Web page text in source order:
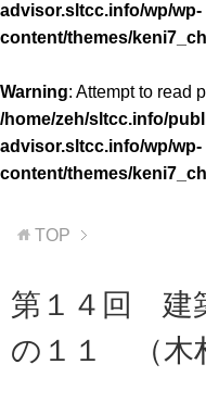
advisor.sltcc.info/wp/wp-
content/themes/
Warning: Attempt to read
/home/zeh/sltcc.info/
advisor.sltcc.info/wp/wp-
content/themes/
TOP
第１４回 建
の１１ （木